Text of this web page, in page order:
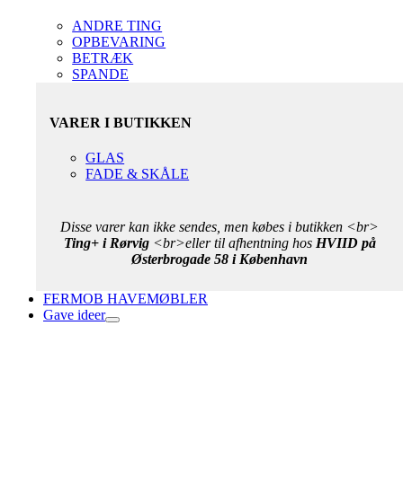
ANDRE TING
OPBEVARING
BETRÆK
SPANDE
VARER I BUTIKKEN
GLAS
FADE & SKÅLE
Disse varer kan ikke sendes, men købes i butikken <br>
Ting+ i Rørvig<br>eller til afhentning hos HVIID på
Østerbrogade 58 i København
FERMOB HAVEMØBLER
Gave ideer